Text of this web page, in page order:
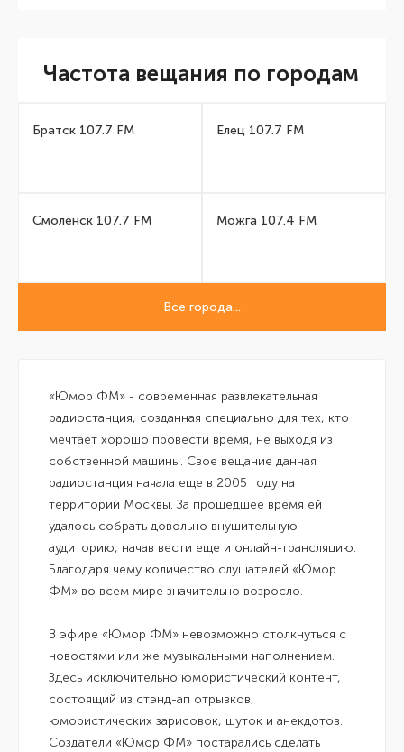
Частота вещания по городам
Братск 107.7 FM
Смоленск 107.7 FM
Елец 107.7 FM
Можга 107.4 FM
Все города...
«Юмор ФМ» - современная развлекательная
радиостанция, созданная специально для тех, кто
мечтает хорошо провести время, не выходя из
собственной машины. Свое вещание данная
радиостанция начала еще в 2005 году на
территории Москвы. За прошедшее время ей
удалось собрать довольно внушительную
аудиторию, начав вести еще и онлайн-трансляцию.
Благодаря чему количество слушателей «Юмор
ФМ» во всем мире значительно возросло.
В эфире «Юмор ФМ» невозможно столкнуться с
новостями или же музыкальными наполнением.
Здесь исключительно юмористический контент,
состоящий из стэнд-ап отрывков,
юмористических зарисовок, шуток и анекдотов.
Создатели «Юмор ФМ» постарались сделать